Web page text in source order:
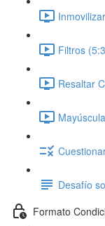
Filtros
Resaltar
Desafío
Formato